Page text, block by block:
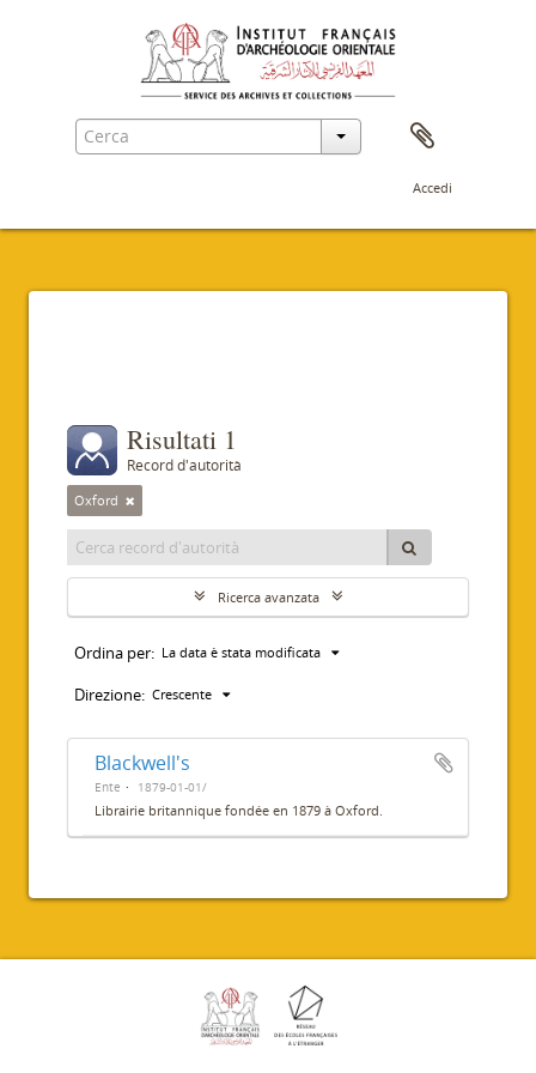
Accedi
Risultati 1
Record d'autorità
Oxford
Ricerca avanzata
Ordina per: La data è stata modificata
Direzione: Crescente
Blackwell's
Ente 1879-01-01/
Librairie britannique fondée en 1879 à Oxford.